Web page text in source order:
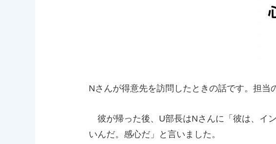
Nさんが得意先を訪問したときの話です。担当
彼が帰った後、U部長はNさんに「彼は、イ
いんだ。感心だ」と言いました。